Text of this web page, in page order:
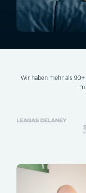
Wir haben mehr als